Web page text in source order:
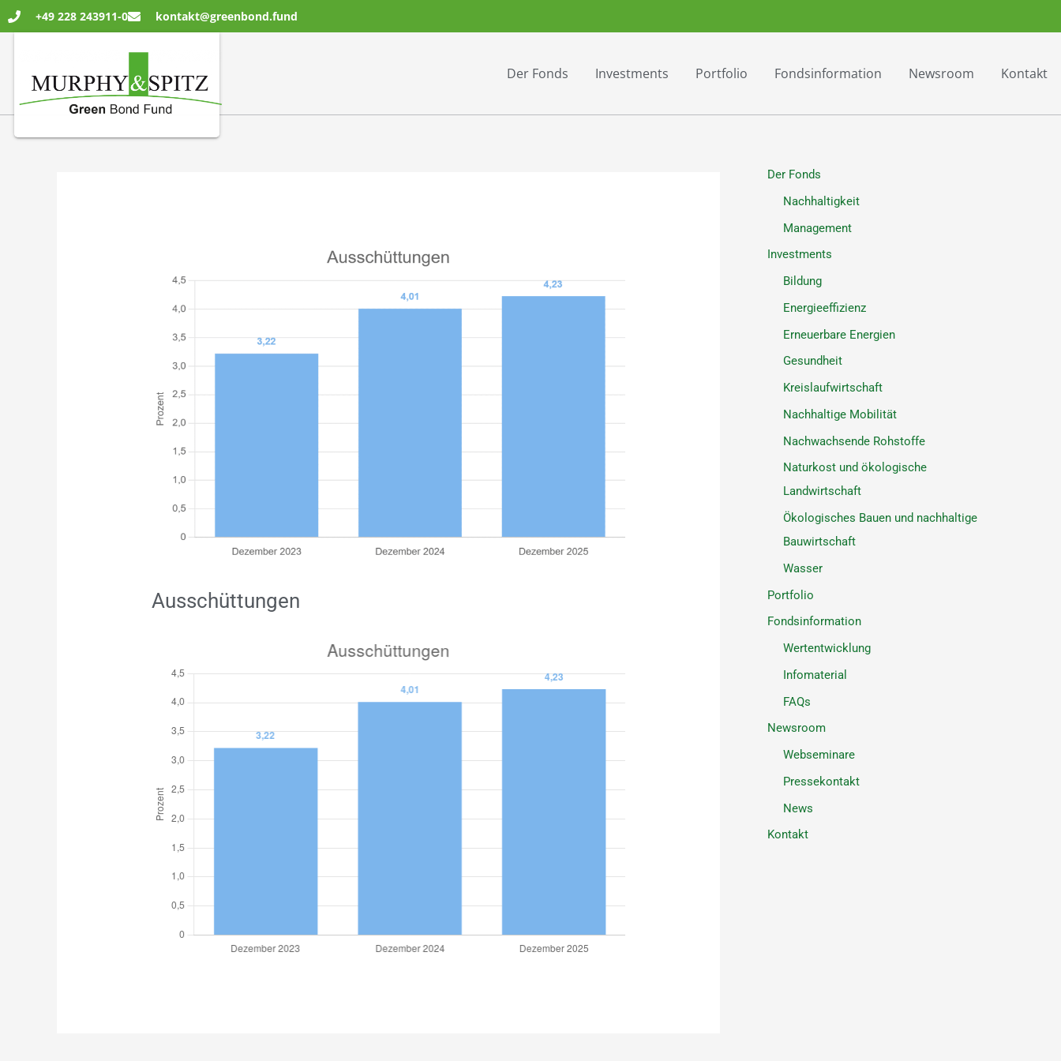
Zum
Inhalt
+49 228 243911-0 kontakt@greenbond.fund
Der Fonds Investments Portfolio Fondsinformation Newsroom Kontakt
Ausschüttungen
Der Fonds
Nachhaltigkeit
Management
Investments
Bildung
Energieeffizienz
Erneuerbare Energien
Gesundheit
Kreislaufwirtschaft
Nachhaltige Mobilität
Nachwachsende Rohstoffe
Naturkost und ökologische
Landwirtschaft
Ökologisches Bauen und nachhaltige
Bauwirtschaft
Wasser
Portfolio
Fondsinformation
Wertentwicklung
Infomaterial
FAQs
Newsroom
Webseminare
Pressekontakt
News
Kontakt